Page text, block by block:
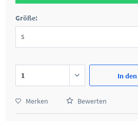
Größe:
In den
Merken Bewerten